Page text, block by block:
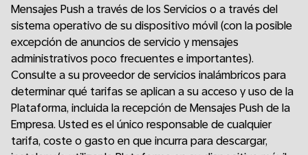
Mensajes Push a través de los Servicios o a través del
sistema operativo de su dispositivo móvil (con la posible
excepción de anuncios de servicio y mensajes
administrativos poco frecuentes e importantes).
Consulte a su proveedor de servicios inalámbricos para
determinar qué tarifas se aplican a su acceso y uso de la
Plataforma, incluida la recepción de Mensajes Push de la
Empresa. Usted es el único responsable de cualquier
tarifa, coste o gasto en que incurra para descargar,